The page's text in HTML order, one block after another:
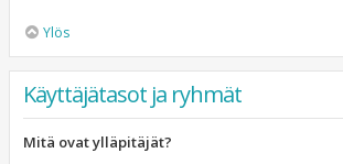
Ylös
Käyttäjätasot ja ryhmät
Mitä ovat ylläpitäjät?